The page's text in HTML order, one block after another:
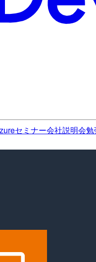
セミナー会社説明会勉